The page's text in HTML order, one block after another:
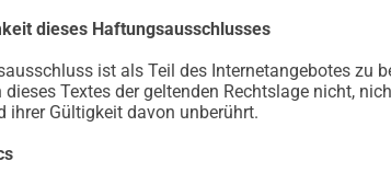
dieses Haftungsausschlusses
ist als Teil des Internetangebotes zu
dieses Textes der geltenden Rechtslage nicht,
ihrer Gültigkeit davon unberührt.